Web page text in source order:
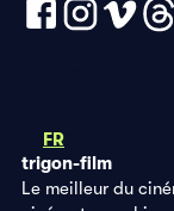
FR
trigon-film
Le meilleur du